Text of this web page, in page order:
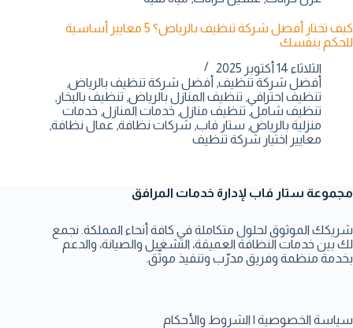
كيف تختار أفضل شركة تنظيف بالرياض؟ 5 معايير أساسية
للحكم بنفسك
الثلاثاء 14 أكتوبر 2025
أفضل شركة تنظيف, أفضل شركة تنظيف بالرياض,
تنظيف احترافي, تنظيف المنازل بالرياض, تنظيف بالبخار,
تنظيف شامل, تنظيف منازل, خدمات المنازل, خدمات
منزلية بالرياض, ستار فاب, شركات نظافة, عمال نظافة,
معايير اختيار شركة تنظيف
مجموعة ستار فاب لإدارة خدمات المرافق
شريكك الموثوق لحلول متكاملة في كافة أنحاء المملكة. نجمع
لك بين خدمات النظافة العميقة، التشغيل والصيانة، والدعم
بخدمة منظمة وفريق مدرّب وتنفيذ موثّق.
سياسة الخصوصية الشروط والأحكام